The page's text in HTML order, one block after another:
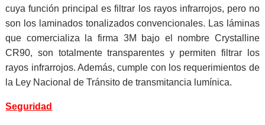
cuya función principal es filtrar los rayos infrarrojos, pero no
son los laminados tonalizados convencionales. Las láminas
que comercializa la firma 3M bajo el nombre Crystalline
CR90, son totalmente transparentes y permiten filtrar los
rayos infrarrojos. Además, cumple con los requerimientos de
la Ley Nacional de Tránsito de transmitancia lumínica.
Seguridad